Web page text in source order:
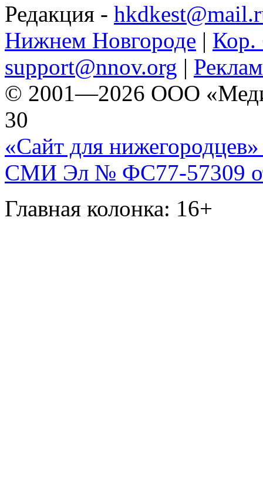
Редакция -
Нижнем Новгороде | Кор.
support@nnov.org |
© 2001—2026 ООО
30
«Сайт для нижегородцев»
СМИ Эл № ФС77-57309
Главная колонка: 16+